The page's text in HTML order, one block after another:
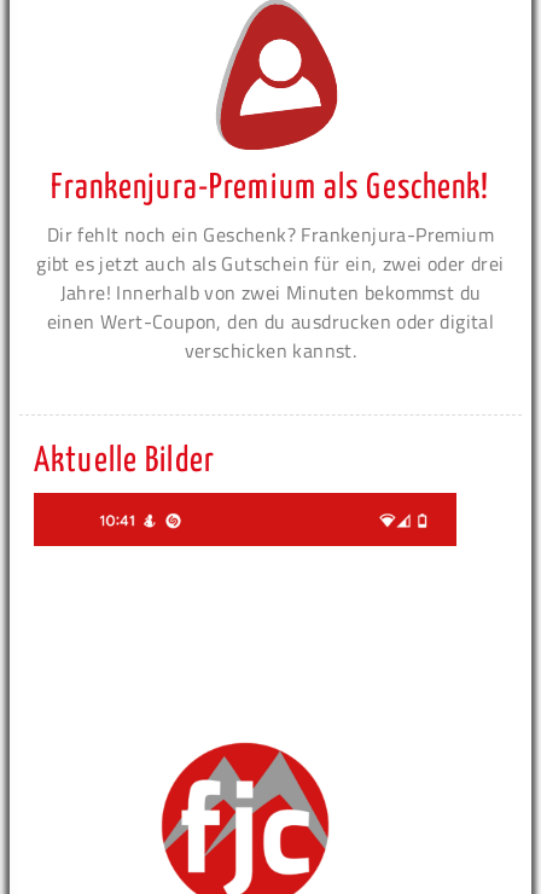
Frankenjura-Premium als Geschenk!
Dir fehlt noch ein Geschenk? Frankenjura-Premium
gibt es jetzt auch als Gutschein für ein, zwei oder drei
Jahre! Innerhalb von zwei Minuten bekommst du
einen Wert-Coupon, den du ausdrucken oder digital
verschicken kannst.
Aktuelle Bilder